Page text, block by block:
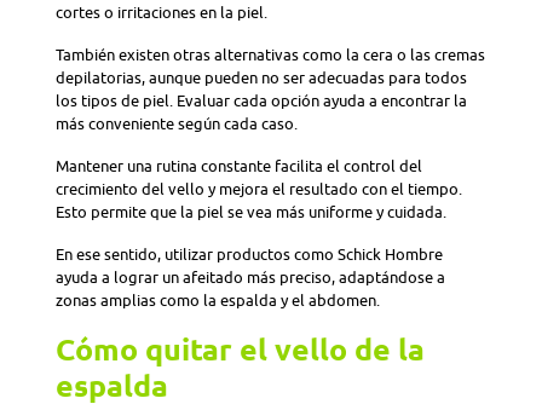
cortes o irritaciones en la piel.
También existen otras alternativas como la cera o las cremas
depilatorias, aunque pueden no ser adecuadas para todos
los tipos de piel. Evaluar cada opción ayuda a encontrar la
más conveniente según cada caso.
Mantener una rutina constante facilita el control del
crecimiento del vello y mejora el resultado con el tiempo.
Esto permite que la piel se vea más uniforme y cuidada.
En ese sentido, utilizar productos como Schick Hombre
ayuda a lograr un afeitado más preciso, adaptándose a
zonas amplias como la espalda y el abdomen.
Cómo quitar el vello de la
espalda